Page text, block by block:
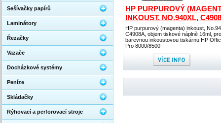
HP PURPUROVÝ
INKOUST, NO.940XL,
HP purpurový (magenta) inkoust,
C4908A, objem tiskové náplně 16ml, pro
barevnou inkoustovou tiskárnu HP
Pro 8000/8500
Sešívačky papírů
Laminátory
Řezačky
Vazače
Docházkové systémy
Peníze
Skládačky
Rýhovací a perforovací stroje